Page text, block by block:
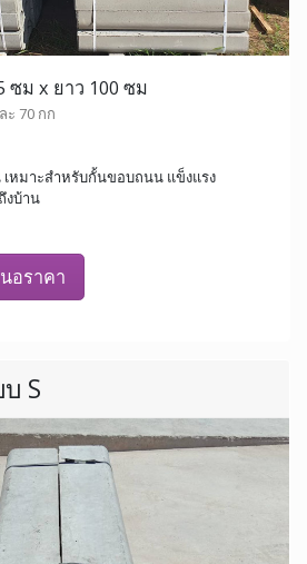
ซม x ยาว 100 ซม
ะ 70 กก
หมาะสำหรับกั้นขอบถนน แข็งแรง
งบ้าน
อราคา
S